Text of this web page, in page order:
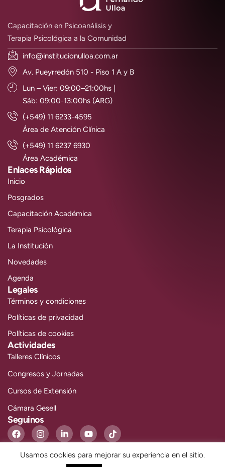
Capacitación en Psicoanálisis y
Terapia Psicológica a la Comunidad
info@institucionulloa.com.ar
Av. Pueyrredón 510 - Piso 1 A y B
Lun – Vier: 09:00–21:00hs |
Sáb: 09:00-13:00hs (ARG)
(+549) 11 6233-4595
Área de Atención Clínica
(+549) 11 6237 6930
Área Académica
Enlaces Rápidos
Inicio
Posgrados
Capacitación Académica
Terapia Psicológica
La Institución
Novedades
Agenda
Legales
Términos y condiciones
Políticas de privacidad
Políticas de cookies
Actividades
Talleres Clínicos
Congresos y Jornadas
Cursos de Extensión
Cámara Gesell
Seguinos
ULLOA - TODOS LOS DERECHOS RESERVADOS.
Usamos cookies para mejorar su experiencia en el sitio.